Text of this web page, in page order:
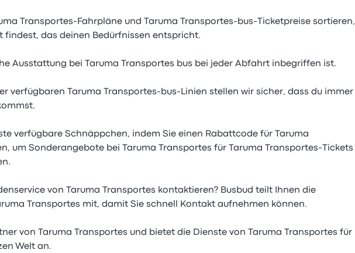
Transportes-Fahrpläne und Taruma Transportes-bus-Ticketpreise sortieren,
findest, das deinen Bedürfnissen entspricht.
Ausstattung bei Taruma Transportes bus bei jeder Abfahrt inbegriffen ist.
verfügbaren Taruma Transportes-bus-Linien stellen wir sicher, dass du immer
verfügbare Schnäppchen, indem Sie einen Rabattcode für Taruma
um Sonderangebote bei Taruma Transportes für Taruma Transportes-Tickets
von Taruma Transportes kontaktieren? Busbud teilt Ihnen die
Transportes mit, damit Sie schnell Kontakt aufnehmen können.
von Taruma Transportes und bietet die Dienste von Taruma Transportes für
Welt an.